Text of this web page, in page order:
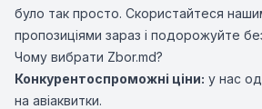
було так просто. Скористайтеся
пропозиціями зараз і подорожуйте
Чому вибрати Zbor.md?
Конкурентоспроможні ціни: у нас
на авіаквитки.